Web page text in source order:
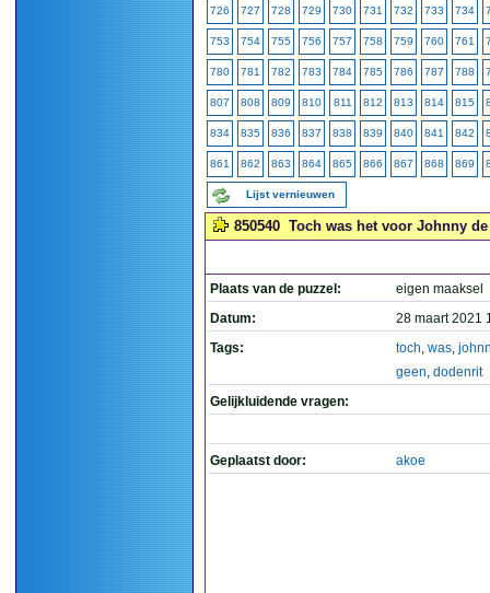
726 727 728 729 730 731 732 733 734
753 754 755 756 757 758 759 760 761
780 781 782 783 784 785 786 787 788
807 808 809 810 811 812 813 814 815
834 835 836 837 838 839 840 841 842
861 862 863 864 865 866 867 868 869
Lijst vernieuwen
850540 Toch was het voor Johnny
Plaats van de puzzel:
eigen maaksel
Datum:
28 maart 2021
Tags:
toch, was,
geen, dodenrit
Gelijkluidende vragen:
Geplaatst door: akoe